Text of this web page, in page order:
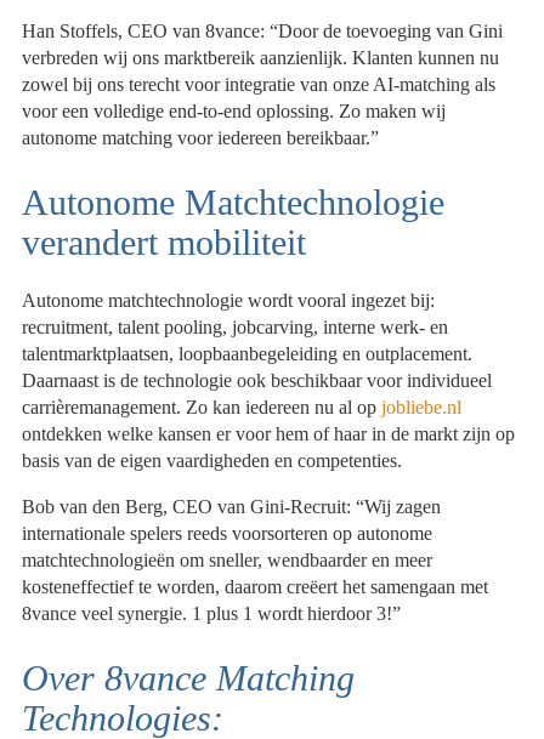
Han Stoffels, CEO van 8vance: “Door de toevoeging van Gini
verbreden wij ons marktbereik aanzienlijk. Klanten kunnen nu
zowel bij ons terecht voor integratie van onze AI-matching als
voor een volledige end-to-end oplossing. Zo maken wij
autonome matching voor iedereen bereikbaar.”
Autonome Matchtechnologie
verandert mobiliteit
Autonome matchtechnologie wordt vooral ingezet bij:
recruitment, talent pooling, jobcarving, interne werk- en
talentmarktplaatsen, loopbaanbegeleiding en outplacement.
Daarnaast is de technologie ook beschikbaar voor individueel
carrièremanagement. Zo kan iedereen nu al opjobliebe.nl
ontdekken welke kansen er voor hem of haar in de markt zijn op
basis van de eigen vaardigheden en competenties.
Bob van den Berg, CEO van Gini-Recruit: “Wij zagen
internationale spelers reeds voorsorteren op autonome
matchtechnologieën om sneller, wendbaarder en meer
kosteneffectief te worden, daarom creëert het samengaan met
8vance veel synergie. 1 plus 1 wordt hierdoor 3!”
Over 8vance Matching
Technologies: